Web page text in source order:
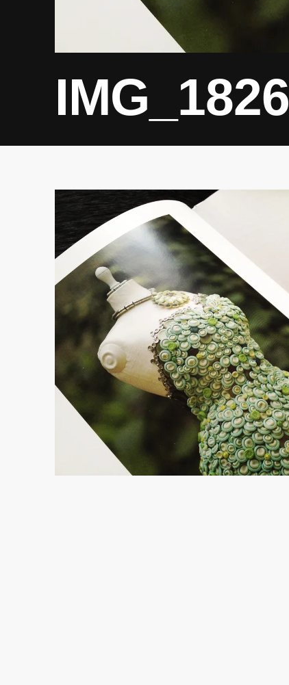
IMG_1826